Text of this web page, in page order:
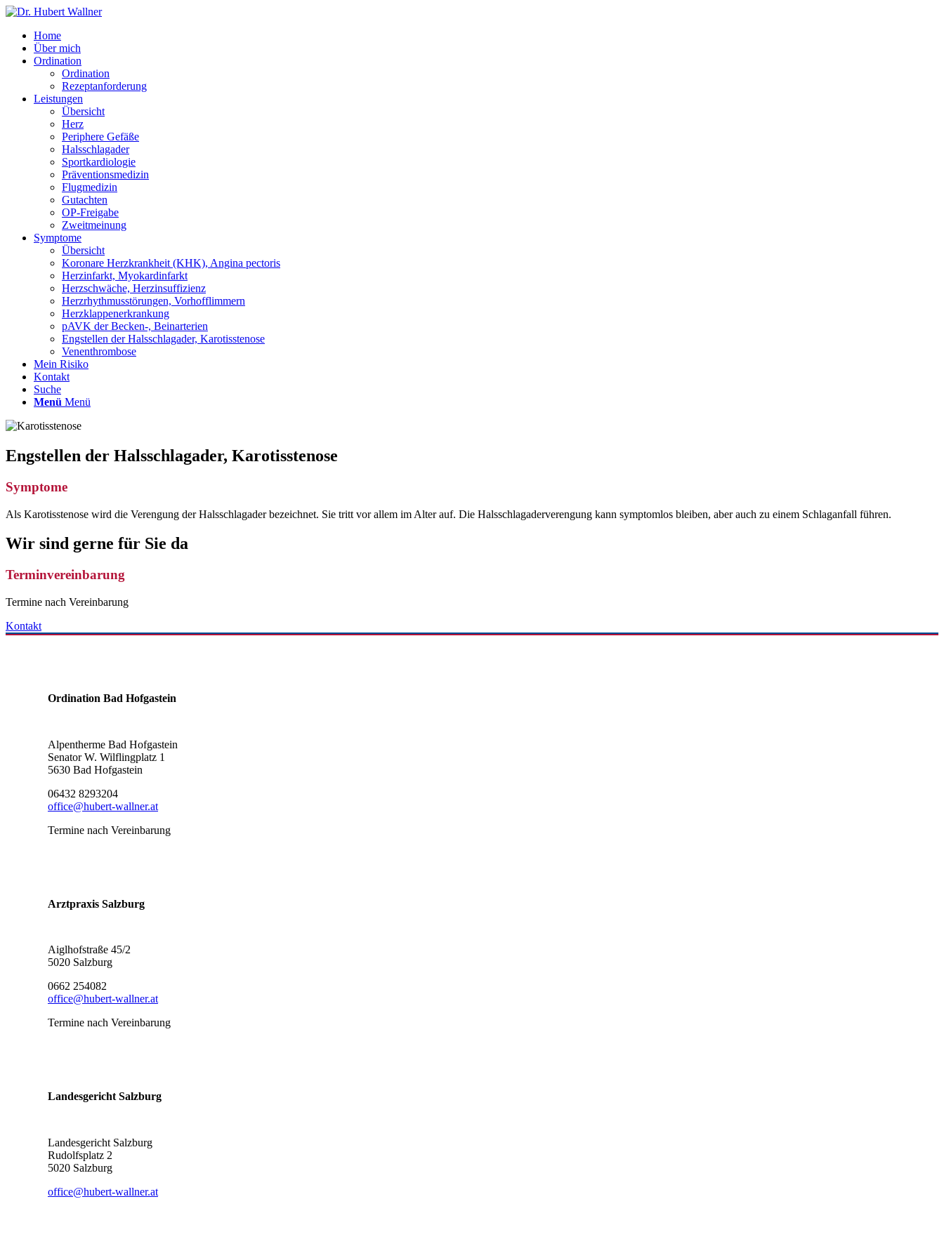
Home
Über mich
Ordination
Ordination
Rezept­­anforderung
Leistungen
Übersicht
Herz
Periphere Gefäße
Hals­schlag­ader
Sport­kardiologie
Präventions­­medizin
Flug­medizin
Gutachten
OP-Freigabe
Zweit­meinung
Symptome
Übersicht
Koronare Herz­krank­heit (KHK), Angina pectoris
Herz­in­farkt, Myokardi­nfarkt
Herz­schwäche, Herz­insuffizienz
Herz­rhyth­mus­störungen, Vor­hof­flim­mern
Herz­klappen­erkrankung
pAVK der Becken-, Beinarterien
Eng­stellen der Hals­schlag­ader, Karotis­stenose
Venen­throm­bose
Mein Risiko
Kontakt
Suche
Menü Menü
Engstellen der Halsschlagader, Karotisstenose
Symptome
Als Karotisstenose wird die Verengung der Halsschlagader bezeichnet. Sie tritt vor allem im Alter auf. Die Halsschlagaderverengung kann symptomlos bleiben, aber auch zu einem Schlaganfall führen.
Wir sind gerne für Sie da
Terminvereinbarung
Termine nach Vereinbarung
Kontakt
Ordination Bad Hofgastein
Alpentherme Bad Hofgastein
Senator W. Wilflingplatz 1
5630 Bad Hofgastein
06432 8293204
office@hubert-wallner.at
Termine nach Vereinbarung
Arztpraxis Salzburg
Aiglhofstraße 45/2
5020 Salzburg
0662 254082
office@hubert-wallner.at
Termine nach Vereinbarung
Landesgericht Salzburg
Landesgericht Salzburg
Rudolfsplatz 2
5020 Salzburg
office@hubert-wallner.at